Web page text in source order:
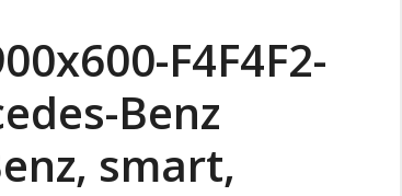
F4F4F2-
Benz
smart,